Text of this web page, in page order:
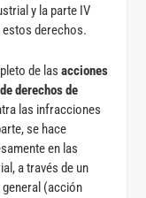
y la parte IV
derechos.
de lasacciones
derechos de
las infracciones
se hace
en las
a través de un
(acción